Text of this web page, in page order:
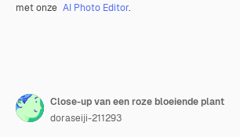
met onze AI Photo Editor.
Close-up van een roze bloeiende plant
doraseiji-211293